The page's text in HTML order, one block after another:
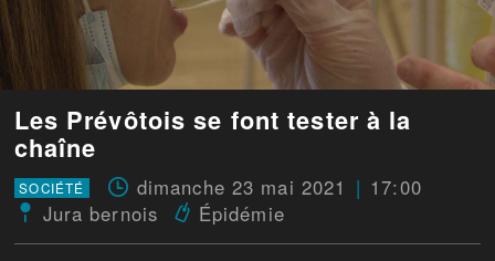
Les Prévôtois se font tester à la
chaîne
SOCIÉTÉ dimanche 23 mai 2021
17:00
Jura bernois
Épidémie